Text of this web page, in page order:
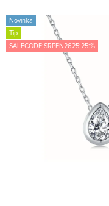
Novinka
Tip
SALECODE:SRPEN2625:25:%